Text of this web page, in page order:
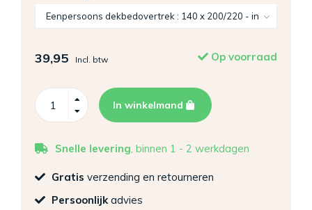
39,95 Incl. btw Op voorraad
In winkelmand
Snelle levering, binnen 1 - 2 werkdagen
Gratis verzending en retourneren
Persoonlijk advies